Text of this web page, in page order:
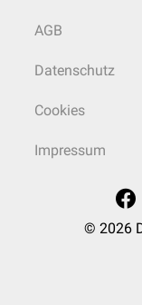
AGB
Datenschutz
Cookies
Impressum
© 2026